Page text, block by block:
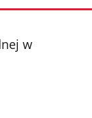
w